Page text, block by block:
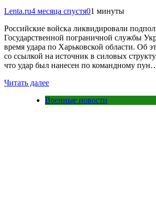
Lenta.ru4 месяца спустя01 минуты
Российские войска ликвидировали
Государственной пограничной службы
время удара по Харьковской области. Об
со ссылкой на источник в силовых
что удар был нанесен по командному
Читать далее
Военные новости